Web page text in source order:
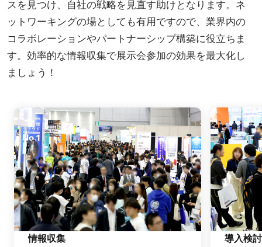
スを見つけ、自社の戦略を見直す助けとなります。ネ
ットワーキングの場としても有用ですので、業界内の
コラボレーションやパートナーシップ構築に役立ちま
す。効率的な情報収集で展示会参加の効果を最大化し
ましょう！
情報収集 導入検討